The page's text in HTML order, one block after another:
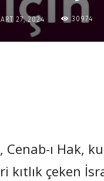
27, 2024 30974
ı Hak,
kıtlık çeken